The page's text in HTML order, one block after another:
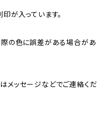
が入っています。
の色に誤差がある場合があ
ッセージなどでご連絡くだ